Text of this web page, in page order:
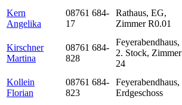
Kern
Angelika
08761 684-
17
Rathaus, EG,
Zimmer R0.01
Kirschner
Martina
08761 684-
828
Feyerabendhaus,
2. Stock, Zimmer
24
Kollein
Florian
08761 684-
823
Feyerabendhaus,
Erdgeschoss